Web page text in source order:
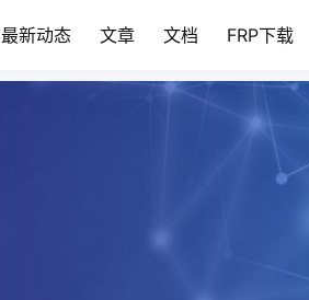
最新动态 文章 文档 FRP下载